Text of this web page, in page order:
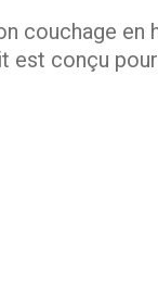
couchage en
est conçu